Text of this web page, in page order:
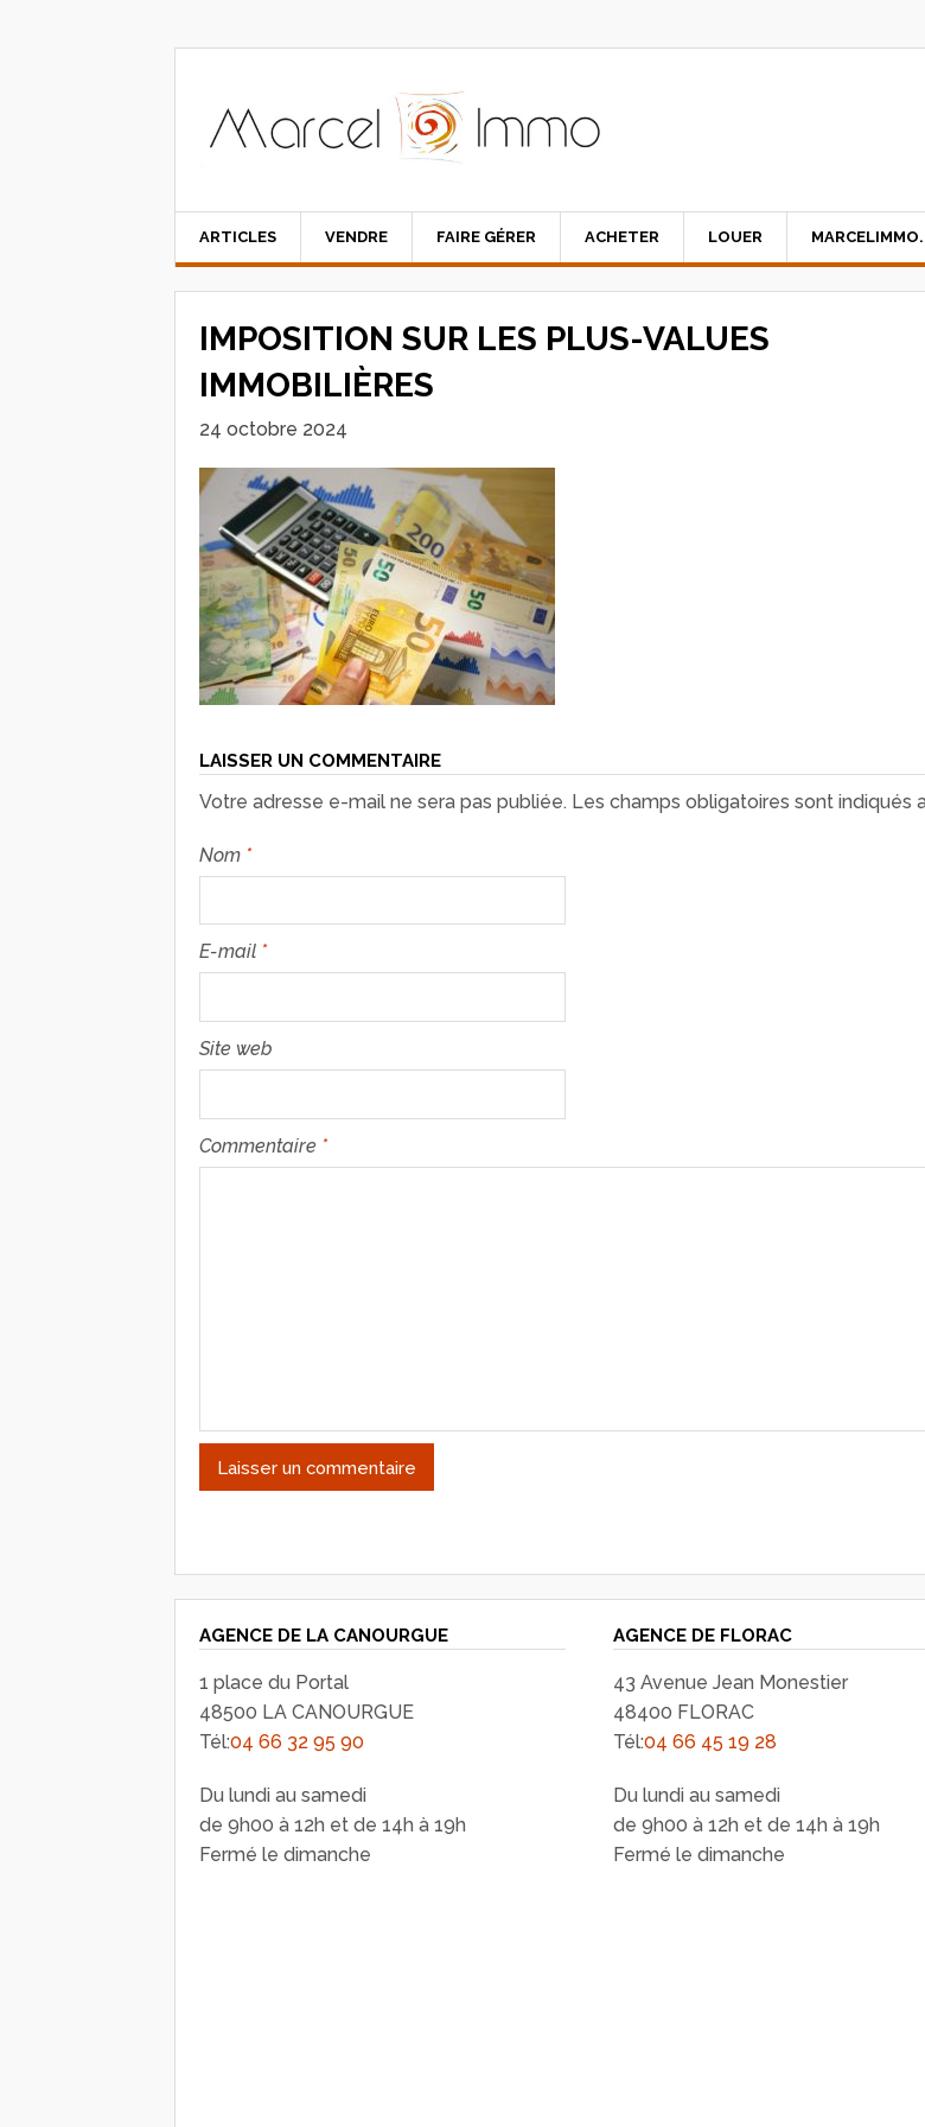
ARTICLES VENDRE FAIRE GÉRER ACHETER LOUER
IMPOSITION SUR LES PLUS-VALUES
IMMOBILIÈRES
24 octobre 2024
LAISSER UN COMMENTAIRE
Votre adresse e-mail ne sera pas publiée. Les champs obligatoires sont indiqués
Nom *
E-mail *
Site web
Commentaire *
AGENCE DE LA CANOURGUE
1 place du Portal
48500 LA CANOURGUE
Tél:04 66 32 95 90
Du lundi au samedi
de 9h00 à 12h et de 14h à 19h
Fermé le dimanche
AGENCE DE FLORAC
43 Avenue Jean Monestier
48400 FLORAC
Tél:04 66 45 19 28
Du lundi au samedi
de 9h00 à 12h et de 14h à 19h
Fermé le dimanche